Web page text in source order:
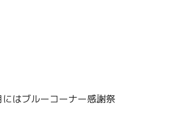
はブルーコーナー感謝祭